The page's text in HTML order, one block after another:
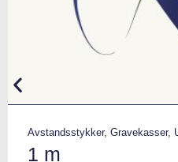
Avstandsstykker, Gravekasser,
1 m